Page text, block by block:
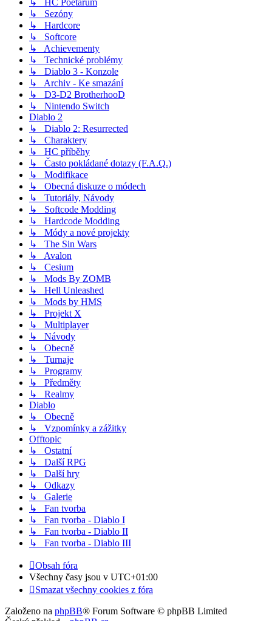
↳ HC Poetarum
↳ Sezóny
↳ Hardcore
↳ Softcore
↳ Achievementy
↳ Technické problémy
↳ Diablo 3 - Konzole
↳ Archiv - Ke smazání
↳ D3-D2 BrotherhooD
↳ Nintendo Switch
Diablo 2
↳ Diablo 2: Resurrected
↳ Charaktery
↳ HC příběhy
↳ Často pokládané dotazy (F.A.Q.)
↳ Modifikace
↳ Obecná diskuze o módech
↳ Tutoriály, Návody
↳ Softcode Modding
↳ Hardcode Modding
↳ Módy a nové projekty
↳ The Sin Wars
↳ Avalon
↳ Cesium
↳ Mods By ZOMB
↳ Hell Unleashed
↳ Mods by HMS
↳ Projekt X
↳ Multiplayer
↳ Návody
↳ Obecně
↳ Turnaje
↳ Programy
↳ Předměty
↳ Realmy
Diablo
↳ Obecně
↳ Vzpomínky a zážitky
Offtopic
↳ Ostatní
↳ Další RPG
↳ Další hry
↳ Odkazy
↳ Galerie
↳ Fan tvorba
↳ Fan tvorba - Diablo I
↳ Fan tvorba - Diablo II
↳ Fan tvorba - Diablo III
Obsah fóra
Všechny časy jsou v UTC+01:00
Smazat všechny cookies z fóra
Založeno na phpBB® Forum Software © phpBB Limited